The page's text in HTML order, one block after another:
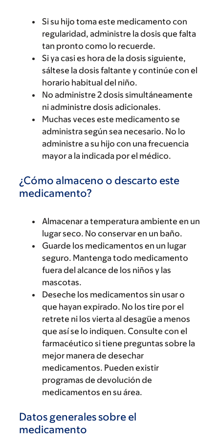
Si su hijo toma este medicamento con
regularidad, administre la dosis que falta
tan pronto como lo recuerde.
Si ya casi es hora de la dosis siguiente,
sáltese la dosis faltante y continúe con el
horario habitual del niño.
No administre 2 dosis simultáneamente
ni administre dosis adicionales.
Muchas veces este medicamento se
administra según sea necesario. No lo
administre a su hijo con una frecuencia
mayor a la indicada por el médico.
¿Cómo almaceno o descarto este
medicamento?
Almacenar a temperatura ambiente en un
lugar seco. No conservar en un baño.
Guarde los medicamentos en un lugar
seguro. Mantenga todo medicamento
fuera del alcance de los niños y las
mascotas.
Deseche los medicamentos sin usar o
que hayan expirado. No los tire por el
retrete ni los vierta al desagüe a menos
que así se lo indiquen. Consulte con el
farmacéutico si tiene preguntas sobre la
mejor manera de desechar
medicamentos. Pueden existir
programas de devolución de
medicamentos en su área.
Datos generales sobre el
medicamento